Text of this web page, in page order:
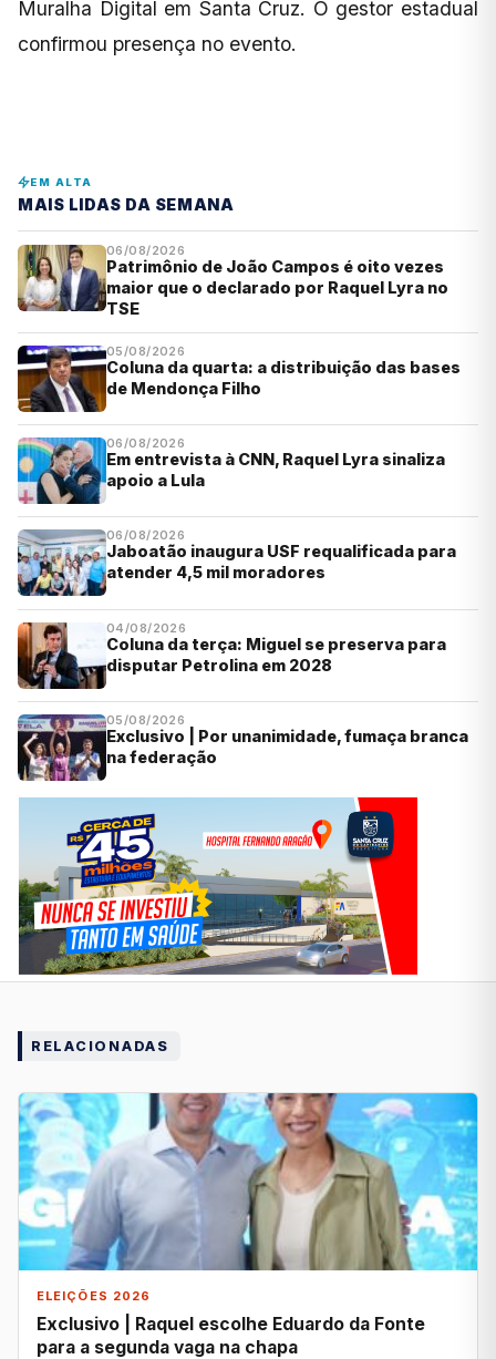
Muralha Digital em Santa Cruz. O gestor estadual
confirmou presença no evento.
EM ALTA
MAIS LIDAS DA SEMANA
06/08/2026
Patrimônio de João Campos é oito vezes
maior que o declarado por Raquel Lyra no
TSE
05/08/2026
Coluna da quarta: a distribuição das bases
de Mendonça Filho
06/08/2026
Em entrevista à CNN, Raquel Lyra sinaliza
apoio a Lula
06/08/2026
Jaboatão inaugura USF requalificada para
atender 4,5 mil moradores
04/08/2026
Coluna da terça: Miguel se preserva para
disputar Petrolina em 2028
05/08/2026
Exclusivo | Por unanimidade, fumaça branca
na federação
RELACIONADAS
ELEIÇÕES 2026
Exclusivo | Raquel escolhe Eduardo da Fonte
para a segunda vaga na chapa